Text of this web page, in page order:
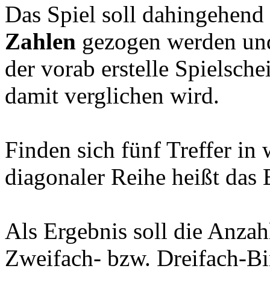
Das Spiel soll
Zahlen gezogen werden
der vorab erstelle
damit verglichen wird.
Finden sich fünf Treffer in
diagonaler Reihe heißt
Als Ergebnis soll die
Zweifach- bzw. Dreifach-